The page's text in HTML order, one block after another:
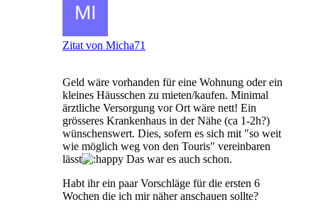
Zitat von Micha71
Geld wäre vorhanden für eine Wohnung oder ein
kleines Häusschen zu mieten/kaufen. Minimal
ärztliche Versorgung vor Ort wäre nett! Ein
grösseres Krankenhaus in der Nähe (ca 1-2h?)
wünschenswert. Dies, sofern es sich mit "so weit
wie möglich weg von den Touris" vereinbaren
lässt
Das war es auch schon.
Habt ihr ein paar Vorschläge für die ersten 6
Wochen die ich mir näher anschauen sollte?